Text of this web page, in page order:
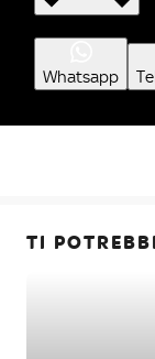
Whatsapp
TI